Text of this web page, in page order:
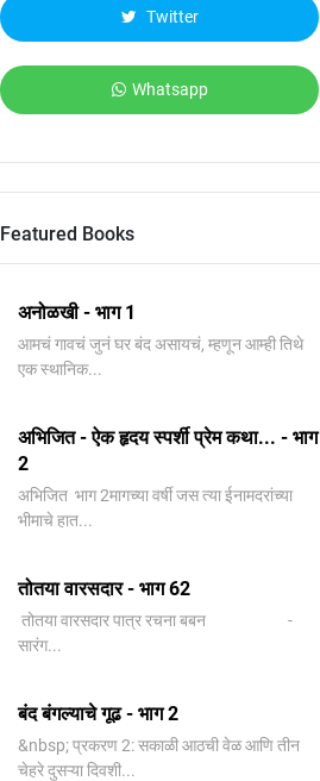
Twitter
Whatsapp
Featured Books
अनोळखी - भाग 1
आमचं गावचं जुनं घर बंद असायचं, म्हणून आम्ही तिथे
एक स्थानिक...
अभिजित - ऐक हृदय स्पर्शी प्रेम कथा... - भाग
2
️अभिजित ️ भाग 2मागच्या वर्षी जस त्या ईनामदरांच्या
भीमाचे हात...
तोतया वारसदार - भाग 62
तोतया वारसदार पात्र रचना बबन -
सारंग...
बंद बंगल्याचे गूढ - भाग 2
&nbsp; प्रकरण 2: सकाळी आठची वेळ आणि तीन
चेहरे दुसऱ्या दिवशी...